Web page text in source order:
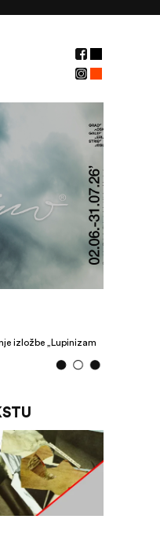
izložbe „Lupinizam